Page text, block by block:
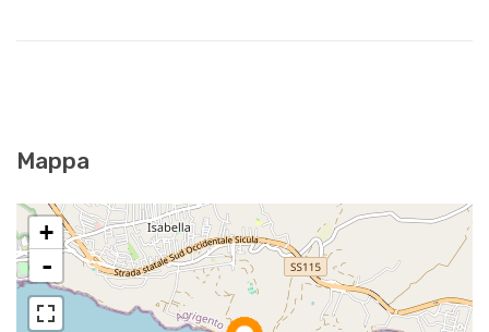
Mappa
+
-